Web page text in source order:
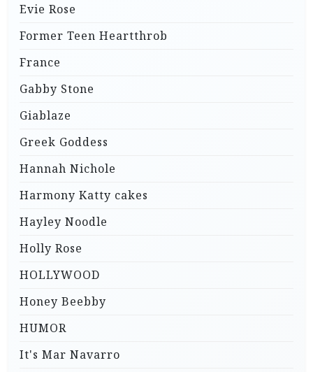
Evie Rose
Former Teen Heartthrob
France
Gabby Stone
Giablaze
Greek Goddess
Hannah Nichole
Harmony Katty cakes
Hayley Noodle
Holly Rose
HOLLYWOOD
Honey Beebby
HUMOR
It's Mar Navarro